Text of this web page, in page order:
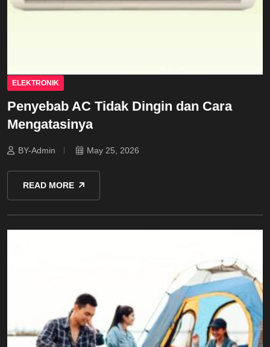
ELEKTRONIK
Penyebab AC Tidak Dingin dan Cara
Mengatasinya
BY-Admin May 25, 2026
READ MORE